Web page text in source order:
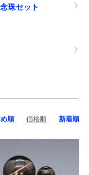
珠セット
順 価格順 新着順